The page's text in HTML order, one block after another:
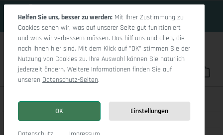
Du hast 0
Marco LO Aho gr Small R
Bildergalerie überspringen
Helfen Sie uns, besser zu werden: Mit Ihrer Zustimmung zu
Cookies sehen wir, was auf unserer Seite gut funktioniert
und was wir verbessern müssen. Das hilf uns und allen, die
nach Ihnen hier sind. Mit dem Klick auf "OK" stimmen Sie der
Nutzung von Cookies zu. Ihre Auswahl können Sie natürlich
jederzeit ändern. Weitere Informationen finden Sie auf
unseren Datenschutz-Seiten.
OK Einstellungen